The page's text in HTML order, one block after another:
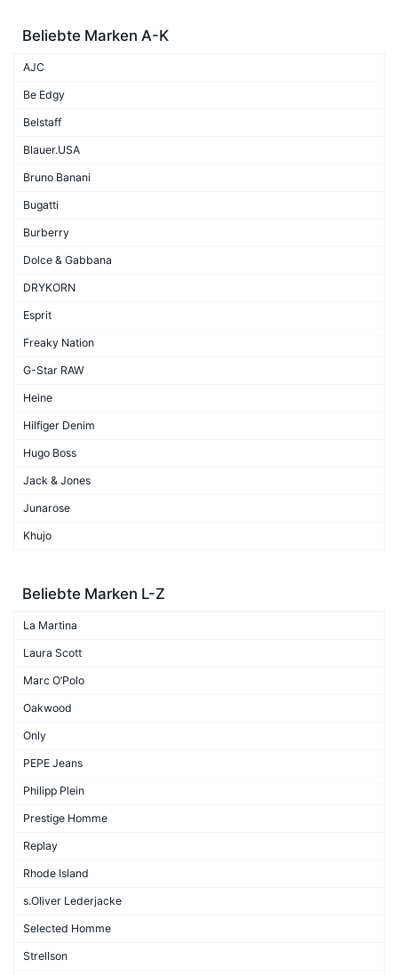
Beliebte Marken A-K
AJC
Be Edgy
Belstaff
Blauer.USA
Bruno Banani
Bugatti
Burberry
Dolce & Gabbana
DRYKORN
Esprit
Freaky Nation
G-Star RAW
Heine
Hilfiger Denim
Hugo Boss
Jack & Jones
Junarose
Khujo
Beliebte Marken L-Z
La Martina
Laura Scott
Marc O’Polo
Oakwood
Only
PEPE Jeans
Philipp Plein
Prestige Homme
Replay
Rhode Island
s.Oliver Lederjacke
Selected Homme
Strellson